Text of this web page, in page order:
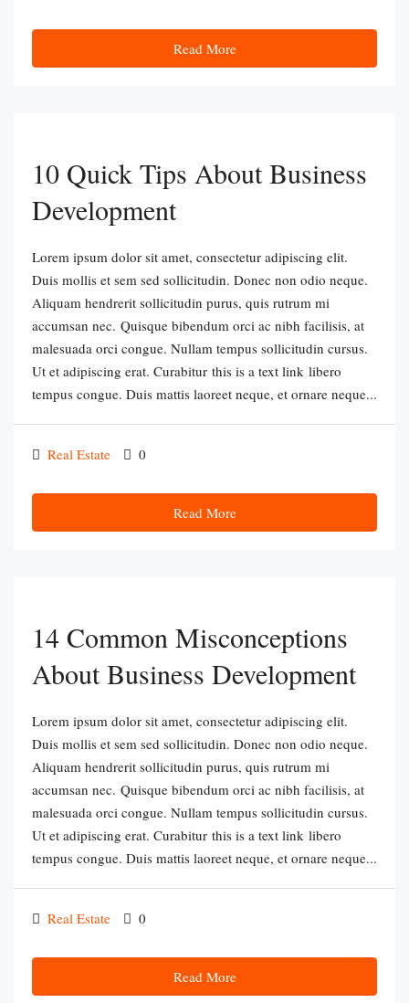
Read More
10 Quick Tips About Business
Development
Lorem ipsum dolor sit amet, consectetur adipiscing elit.
Duis mollis et sem sed sollicitudin. Donec non odio neque.
Aliquam hendrerit sollicitudin purus, quis rutrum mi
accumsan nec. Quisque bibendum orci ac nibh facilisis, at
malesuada orci congue. Nullam tempus sollicitudin cursus.
Ut et adipiscing erat. Curabitur this is a text link libero
tempus congue. Duis mattis laoreet neque, et ornare neque...
Real Estate 0
Read More
14 Common Misconceptions
About Business Development
Lorem ipsum dolor sit amet, consectetur adipiscing elit.
Duis mollis et sem sed sollicitudin. Donec non odio neque.
Aliquam hendrerit sollicitudin purus, quis rutrum mi
accumsan nec. Quisque bibendum orci ac nibh facilisis, at
malesuada orci congue. Nullam tempus sollicitudin cursus.
Ut et adipiscing erat. Curabitur this is a text link libero
tempus congue. Duis mattis laoreet neque, et ornare neque...
Real Estate 0
Read More